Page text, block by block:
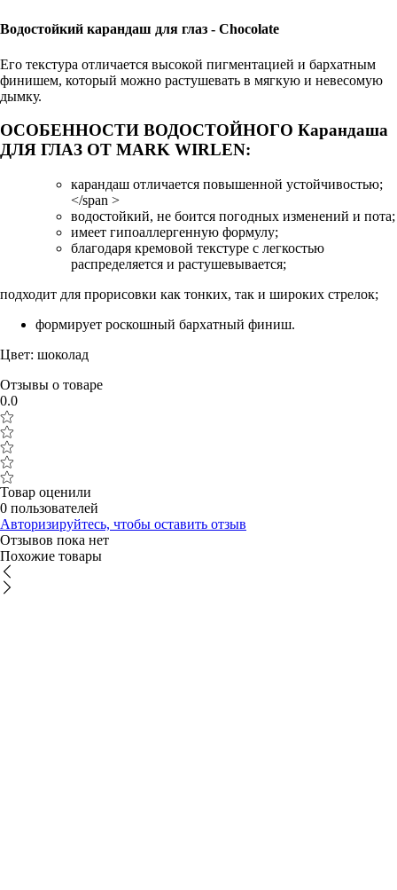
Водостойкий карандаш для глаз - Chocolate
Его текстура отличается высокой пигментацией и бархатным
финишем, который можно растушевать в мягкую и невесомую
дымку.
ОСОБЕННОСТИ ВОДОСТОЙНОГО Карандаша
ДЛЯ ГЛАЗ ОТ MARK WIRLEN:
карандаш отличается повышенной устойчивостью;
</span >
водостойкий, не боится погодных изменений и пота;
имеет гипоаллергенную формулу;
благодаря кремовой текстуре с легкостью
распределяется и растушевывается;
подходит для прорисовки как тонких, так и широких стрелок;
формирует роскошный бархатный финиш.
Цвет: шоколад
Отзывы о товаре
0.0
Товар оценили
0 пользователей
Авторизируйтесь, чтобы оставить отзыв
Отзывов пока нет
Похожие товары